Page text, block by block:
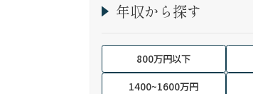
年収から探す
800万円以下
1400~1600万円